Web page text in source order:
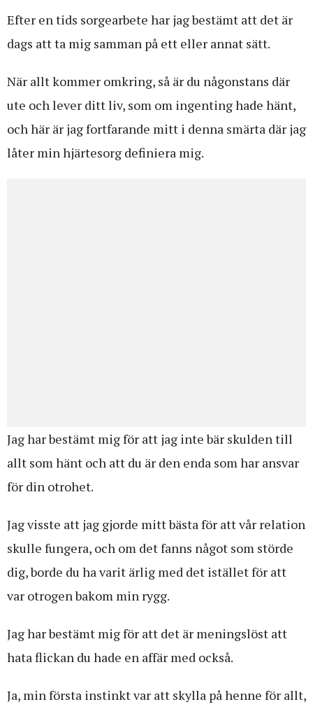
Efter en tids sorgearbete har jag bestämt att det är
dags att ta mig samman på ett eller annat sätt.
När allt kommer omkring, så är du någonstans där
ute och lever ditt liv, som om ingenting hade hänt,
och här är jag fortfarande mitt i denna smärta där jag
låter min hjärtesorg definiera mig.
Jag har bestämt mig för att jag inte bär skulden till
allt som hänt och att du är den enda som har ansvar
för din otrohet.
Jag visste att jag gjorde mitt bästa för att vår relation
skulle fungera, och om det fanns något som störde
dig, borde du ha varit ärlig med det istället för att
var otrogen bakom min rygg.
Jag har bestämt mig för att det är meningslöst att
hata flickan du hade en affär med också.
Ja, min första instinkt var att skylla på henne för allt,